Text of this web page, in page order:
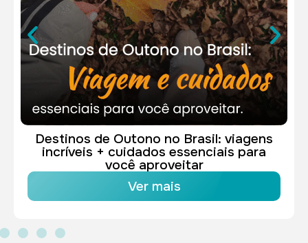
Autocuidado inteligente para uma rotina
real
Ver mais